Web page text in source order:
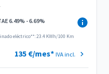
6.49% - 6.69%
eléctrico**: 23.4 KWh/100 Km
135 €/mes* IVA incl.